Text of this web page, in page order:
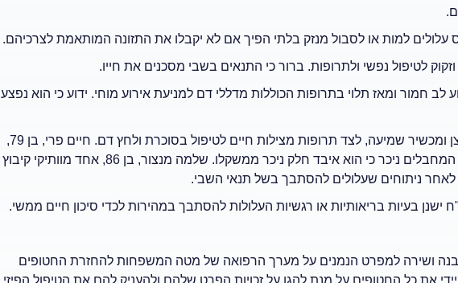
עלולים למות או לסבול מנזק בלתי הפיך אם לא יקבלו את התזונה המותאמת לצרכיהם.
שנתיים אירוע לב חמור ומאז תלוי בתרופות הכוללות מדללי דם למניעת אירוע מוחי. ידוע כי הוא נפצע
לואיס נורברטו הר, בן 70, זקוק למחולל חמצן ומכשיר שמיעה, לצד תרופות מצילות חיים לטיפול בסוכרת ולחץ דם. חיים פרי, בן 79,
סובל ממחלת לב וסרטן. בפרסום שפרסמו המחבלים ניכר כי הוא איבד חלק ניכר ממשקלו. שלמה מנצור, בן 86, אחד מוותיקי קיבוץ
לאחר ניתוחים שעלולים להסתבך בשל תנאי השבי.
ושירה למפרט הנמנים על מערך הרפואה של מטה המשפחות להחזרת החטופים
את כל החטופים על מנת להגן על זכויות הפרט שלהם ולהעניק להם את הטיפול הפיזי